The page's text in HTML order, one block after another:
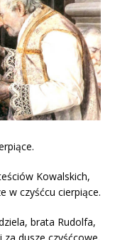
Kowalskich,
w czyśćcu cierpiące.
brata Rudolfa,